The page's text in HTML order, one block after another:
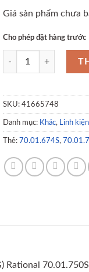
Giá sản phẩm chưa
Cho phép đặt hàng trước
Gas blower / gas valve
SKU: 41665748
Danh mục: Khác, Linh
Thẻ: 70.01.674S,
Rational